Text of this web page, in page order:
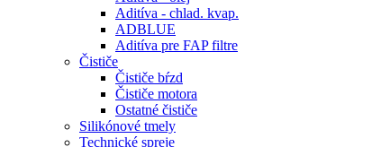
Aditíva - chlad. kvap.
ADBLUE
Aditíva pre FAP filtre
Čističe
Čističe bŕzd
Čističe motora
Ostatné čističe
Silikónové tmely
Technické spreje